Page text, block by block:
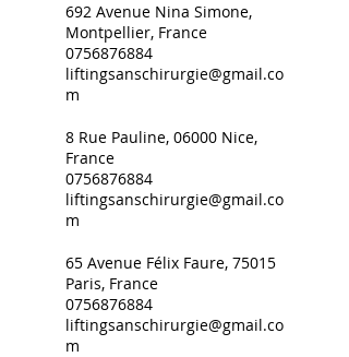
692 Avenue Nina Simone,
Montpellier, France
0756876884
liftingsanschirurgie@gmail.co
m
8 Rue Pauline, 06000 Nice,
France
0756876884
liftingsanschirurgie@gmail.co
m
65 Avenue Félix Faure, 75015
Paris, France
0756876884
liftingsanschirurgie@gmail.co
m